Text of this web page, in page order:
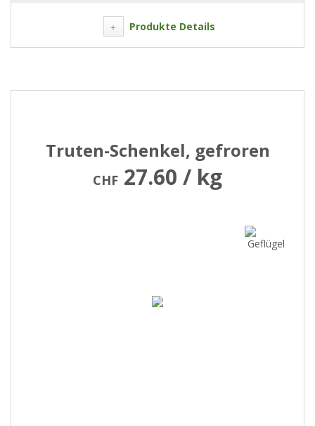
Produkte Details
Truten-Schenkel, gefroren
CHF 27.60 / kg